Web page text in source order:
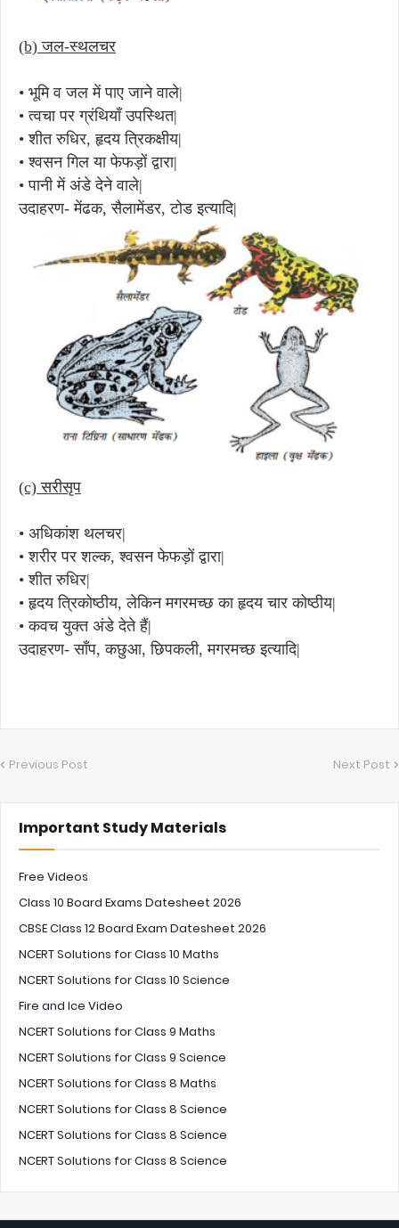
(b) जल-स्थलचर
• भूमि व जल में पाए जाने वाले|
• त्वचा पर ग्रंथियाँ उपस्थित|
• शीत रुधिर, हृदय त्रिकक्षीय|
• श्वसन गिल या फेफड़ों द्वारा|
• पानी में अंडे देने वाले|
उदाहरण- मेंढक, सैलामेंडर, टोड इत्यादि|
(c) सरीसृप
• अधिकांश थलचर|
• शरीर पर शल्क, श्वसन फेफड़ों द्वारा|
• शीत रुधिर|
• हृदय त्रिकोष्ठीय, लेकिन मगरमच्छ का हृदय चार कोष्ठीय|
• कवच युक्त अंडे देते हैं|
उदाहरण- साँप, कछुआ, छिपकली, मगरमच्छ इत्यादि|
Previous Post Next Post
Important Study Materials
Free Videos
Class 10 Board Exams Datesheet 2026
CBSE Class 12 Board Exam Datesheet 2026
NCERT Solutions for Class 10 Maths
NCERT Solutions for Class 10 Science
Fire and Ice Video
NCERT Solutions for Class 9 Maths
NCERT Solutions for Class 9 Science
NCERT Solutions for Class 8 Maths
NCERT Solutions for Class 8 Science
NCERT Solutions for Class 8 Science
NCERT Solutions for Class 8 Science